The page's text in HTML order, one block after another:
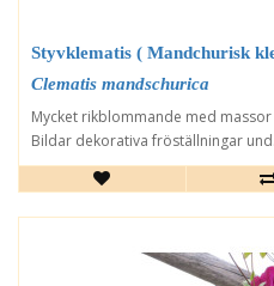
Styvklematis ( Mandchurisk
Clematis mandschurica
Mycket rikblommande med
Bildar dekorativa fröställningar